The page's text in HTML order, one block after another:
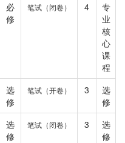
必
修
笔试（闭卷） 4
专
业
核
心
课
程
选
修
笔试（开卷） 3
选
修
选
修
笔试（闭卷） 3
选
修